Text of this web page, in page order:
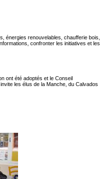
énergies renouvelables, chaufferie bois,
confronter les initiatives et les
ont été adoptés et le Conseil
les élus de la Manche, du Calvados